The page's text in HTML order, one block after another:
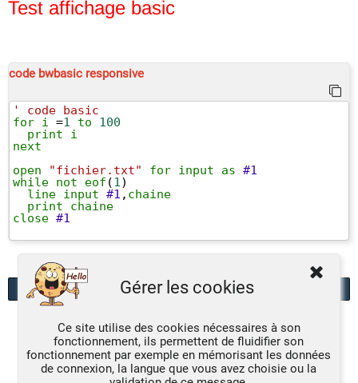
Test affichage basic
code bwbasic responsive
' code basic
for i =1 to
100
print
i
next
open
"fichier.txt" for input as #1
while not eof (1)
line input #1 , chaine
print
chaine
close #1
Ecrire un commentaire
Sylvain, le 29 mai 2026 à 12:14
Bravo Ptijoz,
Une belle mise en oeuvre de ce plugin
Gérer les cookies
Ce site utilise des cookies nécessaires à son
fonctionnement, ils permettent de fluidifier son
fonctionnement par exemple en mémorisant les données
de connexion, la langue que vous avez choisie ou la